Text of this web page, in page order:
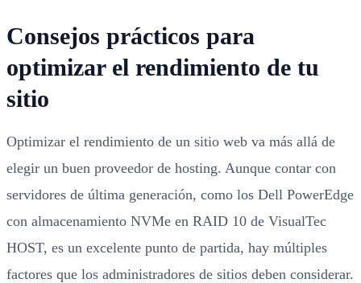
Consejos prácticos para
optimizar el rendimiento de tu
sitio
Optimizar el rendimiento de un sitio web va más allá de
elegir un buen proveedor de hosting. Aunque contar con
servidores de última generación, como los Dell PowerEdge
con almacenamiento NVMe en RAID 10 de VisualTec
HOST, es un excelente punto de partida, hay múltiples
factores que los administradores de sitios deben considerar.